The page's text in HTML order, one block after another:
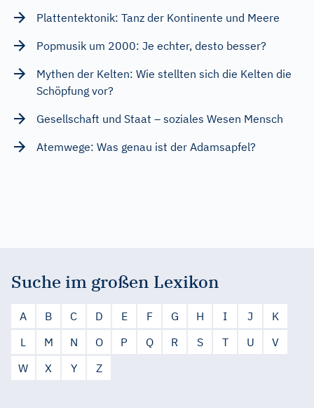
Plattentektonik: Tanz der Kontinente und Meere
Popmusik um 2000: Je echter, desto besser?
Mythen der Kelten: Wie stellten sich die Kelten die
Schöpfung vor?
Gesellschaft und Staat – soziales Wesen Mensch
Atemwege: Was genau ist der Adamsapfel?
Suche im großen Lexikon
A B C D E F G H I J
K
L
M N O P Q R S T U
V
W
X Y Z